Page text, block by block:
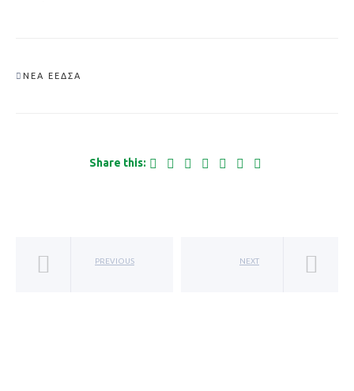
ΝΈΑ ΕΕΔΣΑ
Share this:
PREVIOUS NEXT